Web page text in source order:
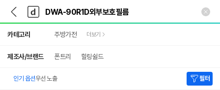
다
나
와
가
기
다
와
메
인
카테고리 주방가전 더보기
제조사/브랜드 폰트리 힐링쉴드
인기 옵션우선 노출 필터